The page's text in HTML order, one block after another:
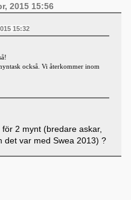
2015 15:56
15:32
också. Vi återkommer inom
2 mynt (bredare askar,
det var med Swea 2013) ?